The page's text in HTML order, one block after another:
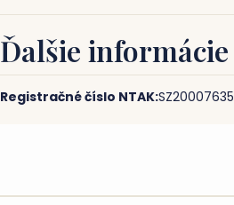
Ďalšie informácie
Registračné číslo NTAK:SZ20007635